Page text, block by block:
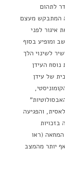
לתהום
המתבקש מעצם
איגור לפני
ומופיע בסוף
לשינוי הלך
נוסח העידן
של עידן
והפגיעה
המחאה (ראו
יותר מהמצב